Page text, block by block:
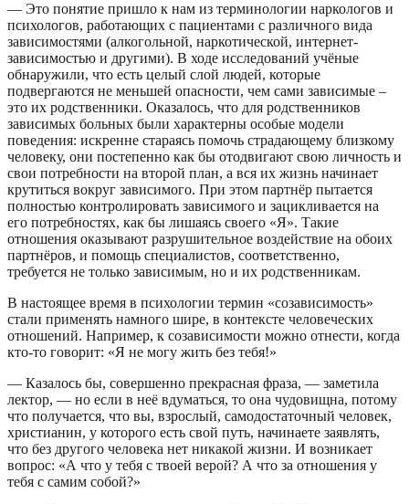
— Это понятие пришло к нам из терминологии наркологов и
психологов, работающих с пациентами с различного вида
зависимостями (алкогольной, наркотической, интернет-
зависимостью и другими). В ходе исследований учёные
обнаружили, что есть целый слой людей, которые
подвергаются не меньшей опасности, чем сами зависимые –
это их родственники. Оказалось, что для родственников
зависимых больных были характерны особые модели
поведения: искренне стараясь помочь страдающему близкому
человеку, они постепенно как бы отодвигают свою личность и
свои потребности на второй план, а вся их жизнь начинает
крутиться вокруг зависимого. При этом партнёр пытается
полностью контролировать зависимого и зацикливается на
его потребностях, как бы лишаясь своего «Я». Такие
отношения оказывают разрушительное воздействие на обоих
партнёров, и помощь специалистов, соответственно,
требуется не только зависимым, но и их родственникам.
В настоящее время в психологии термин «созависимость»
стали применять намного шире, в контексте человеческих
отношений. Например, к созависимости можно отнести, когда
кто-то говорит: «Я не могу жить без тебя!»
— Казалось бы, совершенно прекрасная фраза, — заметила
лектор, — но если в неё вдуматься, то она чудовищна, потому
что получается, что вы, взрослый, самодостаточный человек,
христианин, у которого есть свой путь, начинаете заявлять,
что без другого человека нет никакой жизни. И возникает
вопрос: «А что у тебя с твоей верой? А что за отношения у
тебя с самим собой?»